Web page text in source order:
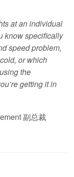
at an individual
know specifically
speed problem,
or which
the
getting it in
副总裁